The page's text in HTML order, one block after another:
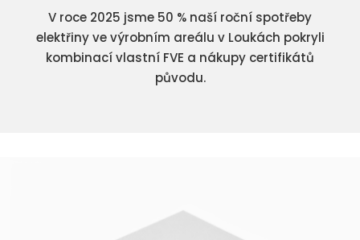
V roce 2025 jsme 50 % naší roční spotřeby
elektřiny ve výrobním areálu v Loukách pokryli
kombinací vlastní FVE a nákupy certifikátů
původu.